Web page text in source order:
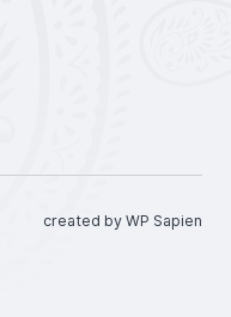
created by WP Sapien